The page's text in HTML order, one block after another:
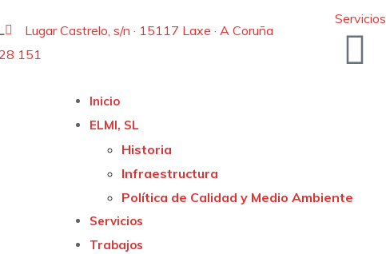
Lugar Castrelo, s/n · 15117 Laxe · A Coruña
151
Servicios
Inicio
ELMI, SL
Historia
Infraestructura
Política de Calidad y Medio Ambiente
Servicios
Trabajos